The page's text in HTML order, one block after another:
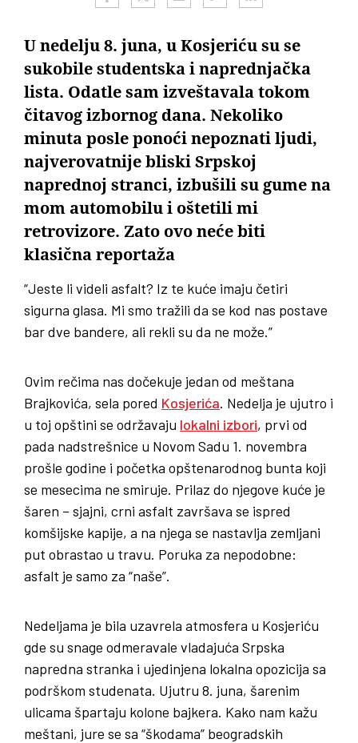
U nedelju 8. juna, u Kosjeriću su se
sukobile studentska i naprednjačka
lista. Odatle sam izveštavala tokom
čitavog izbornog dana. Nekoliko
minuta posle ponoći nepoznati ljudi,
najverovatnije bliski Srpskoj
naprednoj stranci, izbušili su gume na
mom automobilu i oštetili mi
retrovizore. Zato ovo neće biti
klasična reportaža
“Jeste li videli asfalt? Iz te kuće imaju četiri
sigurna glasa. Mi smo tražili da se kod nas postave
bar dve bandere, ali rekli su da ne može.”
Ovim rečima nas dočekuje jedan od meštana
Brajkovića, sela pored Kosjerića. Nedelja je ujutro i
u toj opštini se održavaju lokalni izbori, prvi od
pada nadstrešnice u Novom Sadu 1. novembra
prošle godine i početka opštenarodnog bunta koji
se mesecima ne smiruje. Prilaz do njegove kuće je
šaren – sjajni, crni asfalt završava se ispred
komšijske kapije, a na njega se nastavlja zemljani
put obrastao u travu. Poruka za nepodobne:
asfalt je samo za “naše”.
Nedeljama je bila uzavrela atmosfera u Kosjeriću
gde su snage odmeravale vladajuća Srpska
napredna stranka i ujedinjena lokalna opozicija sa
podrškom studenata. Ujutru 8. juna, šarenim
ulicama špartaju kolone bajkera. Kako nam kažu
meštani, jure se sa “škodama” beogradskih